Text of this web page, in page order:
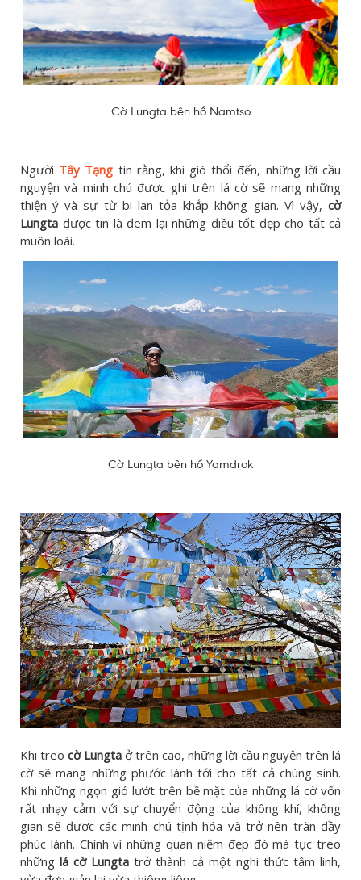
Cờ Lungta bên hồ Namtso
Người Tây Tạng tin rằng, khi gió thổi đến, những lời cầu
nguyện và minh chú được ghi trên lá cờ sẽ mang những
thiện ý và sự từ bi lan tỏa khắp không gian. Vì vậy, cờ
Lungta được tin là đem lại những điều tốt đẹp cho tất cả
muôn loài.
Cờ Lungta bên hồ Yamdrok
Khi treo cờ Lungta ở trên cao, những lời cầu nguyện trên lá
cờ sẽ mang những phước lành tới cho tất cả chúng sinh.
Khi những ngọn gió lướt trên bề mặt của những lá cờ vốn
rất nhạy cảm với sự chuyển động của không khí, không
gian sẽ được các minh chú tịnh hóa và trở nên tràn đầy
phúc lành. Chính vì những quan niệm đẹp đó mà tục treo
nhữnglá cờ Lungta trở thành cả một nghi thức tâm linh,